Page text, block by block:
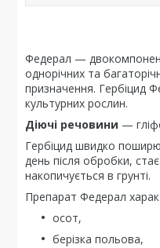
Федерал —
однорічних та
призначення. Гербіцид
культурних рослин.
Діючі речовини —
Гербіцид швидко
день після обробки,
накопичується в грунті.
Препарат Федерал
осот,
берізка польова,